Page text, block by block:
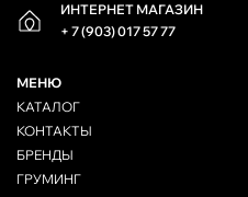
ИНТЕРНЕТ МАГАЗИН
+ 7 (903) 017 57 77
МЕНЮ
КАТАЛОГ
КОНТАКТЫ
БРЕНДЫ
ГРУМИНГ